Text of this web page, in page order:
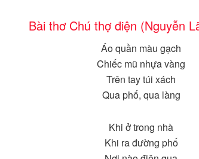
Bài thơ Chú thợ điện (Nguyễn
Áo quần màu gạch
Chiếc mũ nhựa vàng
Trên tay túi xách
Qua phố, qua làng
Khi ở trong nhà
Khi ra đường phố